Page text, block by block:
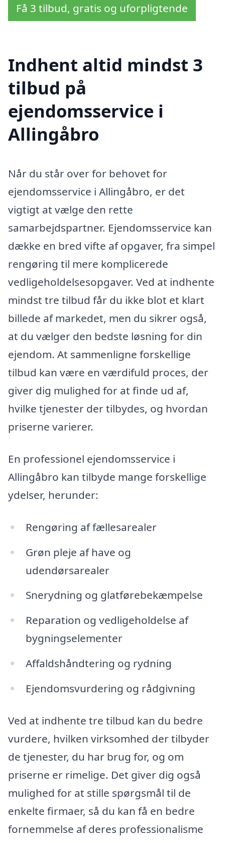
Få 3 tilbud, gratis og uforpligtende
Indhent altid mindst 3
tilbud på
ejendomsservice i
Allingåbro
Når du står over for behovet for
ejendomsservice i Allingåbro, er det
vigtigt at vælge den rette
samarbejdspartner. Ejendomsservice kan
dække en bred vifte af opgaver, fra simpel
rengøring til mere komplicerede
vedligeholdelsesopgaver. Ved at indhente
mindst tre tilbud får du ikke blot et klart
billede af markedet, men du sikrer også,
at du vælger den bedste løsning for din
ejendom. At sammenligne forskellige
tilbud kan være en værdifuld proces, der
giver dig mulighed for at finde ud af,
hvilke tjenester der tilbydes, og hvordan
priserne varierer.
En professionel ejendomsservice i
Allingåbro kan tilbyde mange forskellige
ydelser, herunder:
Rengøring af fællesarealer
Grøn pleje af have og
udendørsarealer
Snerydning og glatførebekæmpelse
Reparation og vedligeholdelse af
bygningselementer
Affaldshåndtering og rydning
Ejendomsvurdering og rådgivning
Ved at indhente tre tilbud kan du bedre
vurdere, hvilken virksomhed der tilbyder
de tjenester, du har brug for, og om
priserne er rimelige. Det giver dig også
mulighed for at stille spørgsmål til de
enkelte firmaer, så du kan få en bedre
fornemmelse af deres professionalisme